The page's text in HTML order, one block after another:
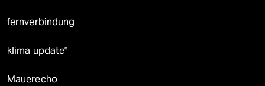
fernverbindung
klima update°
Mauerecho